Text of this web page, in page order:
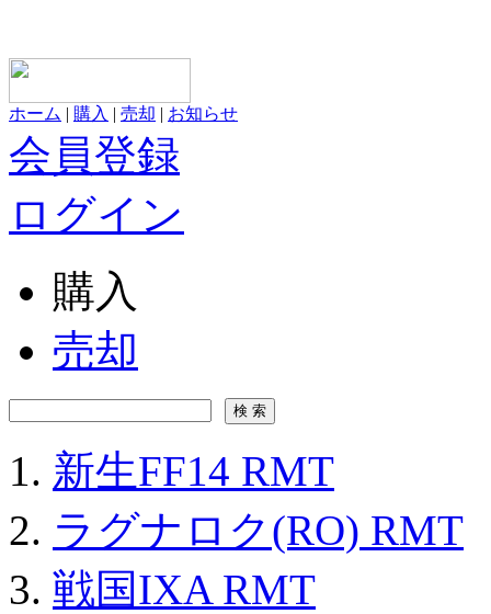
ホーム | 購入 | 売却 | お知らせ
会員登録
ログイン
購入
売却
新生FF14 RMT
ラグナロク(RO) RMT
戦国IXA RMT